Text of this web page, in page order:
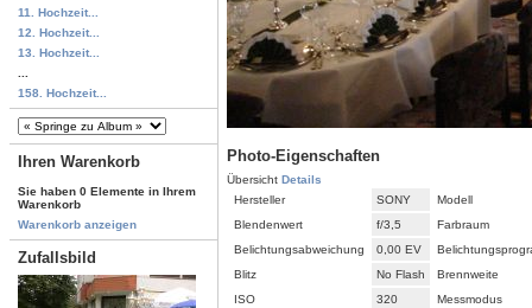
11. Hochzeit...
12. Hochzeit...
13. Hochzeit...
158. Hochzeit...
Ihren Warenkorb
Sie haben 0 Elemente in Ihrem
Warenkorb
Warenkorb anzeigen
Zufallsbild
Photo-Eigenschaften
Übersicht Details
Hersteller
SONY
Modell
Blendenwert
f/3,5
Farbraum
Belichtungsabweichung
0,00 EV
Blitz
No Flash
Brennweite
ISO
320
Messmodus